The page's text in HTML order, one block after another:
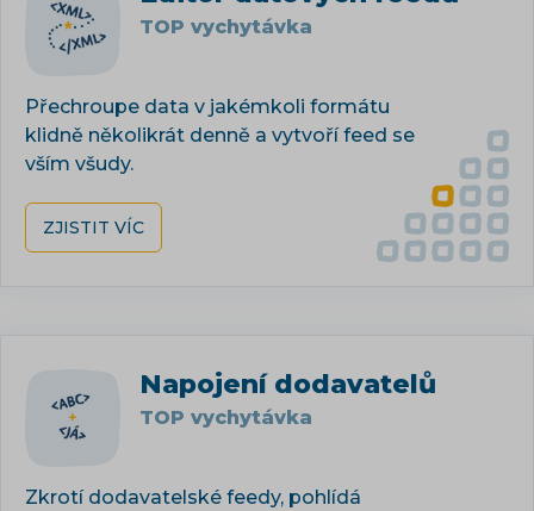
TOP vychytávka
Přechroupe data v jakémkoli formátu
klidně několikrát denně a vytvoří feed se
vším všudy.
ZJISTIT VÍC
Napojení dodavatelů
TOP vychytávka
Zkrotí dodavatelské feedy, pohlídá